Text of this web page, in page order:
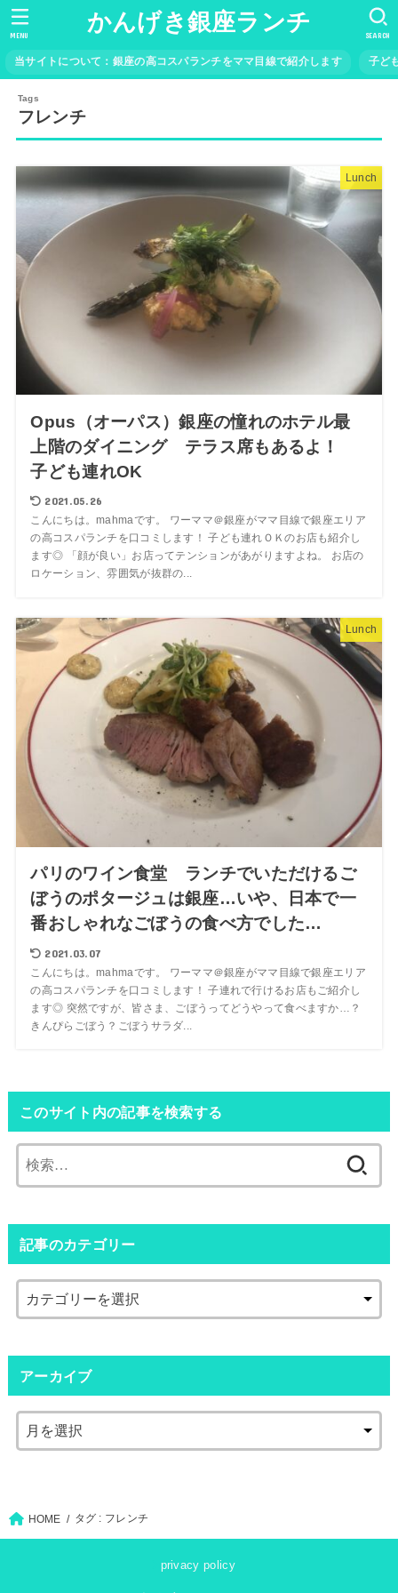
かんげき銀座ランチ
当サイトについて：銀座の高コスパランチをママ目線で紹介します 子ど
SEARCH
MENU
フレンチ
Lunch
Opus（オーパス）銀座の憧れのホテル最
上階のダイニング テラス席もあるよ！
子ども連れOK
2021.05.26
こんにちは。mahmaです。 ワーママ＠銀座がママ目線で銀座エリア
の高コスパランチを口コミします！ 子ども連れＯＫのお店も紹介し
ます◎ 「顔が良い」お店ってテンションがあがりますよね。 お店の
ロケーション、雰囲気が抜群の...
Lunch
パリのワイン食堂 ランチでいただけるご
ぼうのポタージュは銀座…いや、日本で一
番おしゃれなごぼうの食べ方でした…
2021.03.07
こんにちは。mahmaです。 ワーママ＠銀座がママ目線で銀座エリア
の高コスパランチを口コミします！ 子連れで行けるお店もご紹介し
ます◎ 突然ですが、皆さま、ごぼうってどうやって食べますか…？
きんぴらごぼう？ごぼうサラダ...
このサイト内の記事を検索する
索:
記事のカテゴリー
アーカイブ
HOME タグ : フレンチ
privacy policy